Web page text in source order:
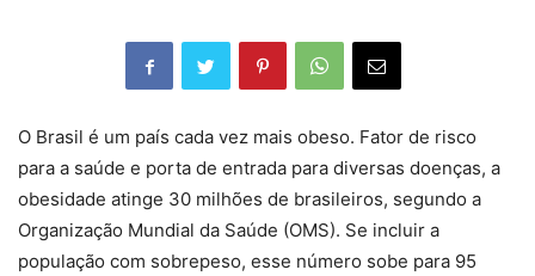
O Brasil é um país cada vez mais obeso. Fator de risco
para a saúde e porta de entrada para diversas doenças, a
obesidade atinge 30 milhões de brasileiros, segundo a
Organização Mundial da Saúde (OMS). Se incluir a
população com sobrepeso, esse número sobe para 95